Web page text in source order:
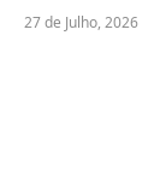
27 de Julho, 2026